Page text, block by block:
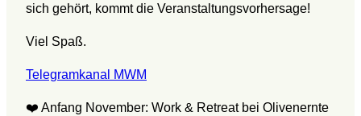
sich gehört, kommt die Veranstaltungsvorhersage!
Viel Spaß.
Telegramkanal MWM
❤️ Anfang November: Work & Retreat bei Olivenernte